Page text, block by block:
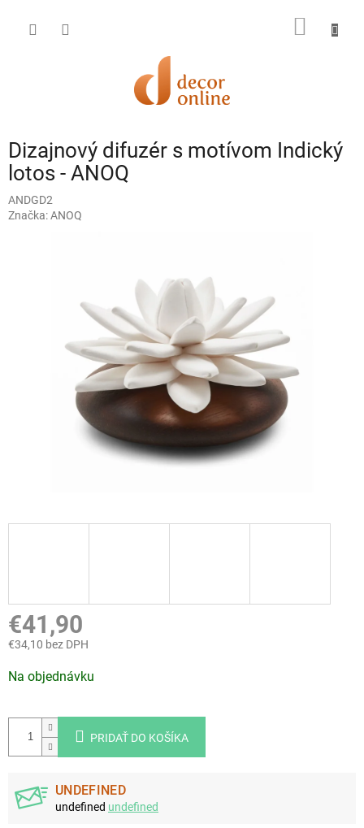
obsah
Dizajnový difuzér s motívom Indický
lotos - ANOQ
ANDGD2
Značka:ANOQ
€41,90
€34,10 bez DPH
cena:
Na objednávku
PRIDAŤ DO KOŠÍKA
UNDEFINED
undefined undefined